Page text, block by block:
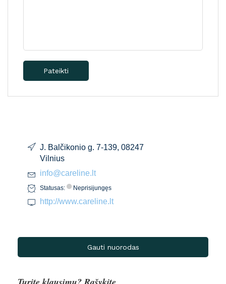
Pateikti
J. Balčikonio g. 7-139, 08247
Vilnius
info@careline.lt
Statusas: Neprisijungęs
http://www.careline.lt
Gauti nuorodas